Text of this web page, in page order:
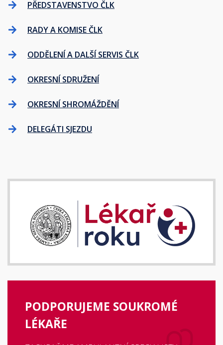
PŘEDSTAVENSTVO ČLK
RADY A KOMISE ČLK
ODDĚLENÍ A DALŠÍ SERVIS ČLK
OKRESNÍ SDRUŽENÍ
OKRESNÍ SHROMÁŽDĚNÍ
DELEGÁTI SJEZDU
PODPORUJEME SOUKROMÉ
LÉKAŘE